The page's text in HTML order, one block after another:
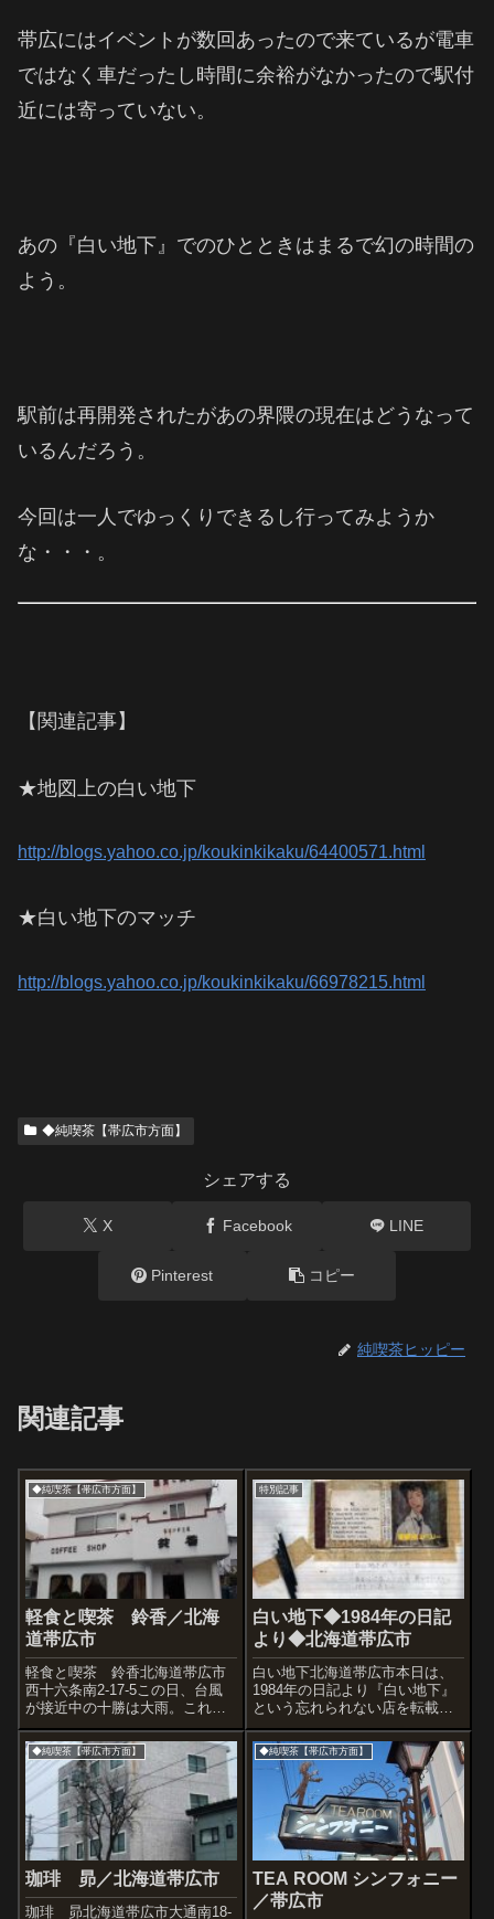
帯広にはイベントが数回あったので来ているが電車
ではなく車だったし時間に余裕がなかったので駅付
近には寄っていない。
あの『白い地下』でのひとときはまるで幻の時間の
よう。
駅前は再開発されたがあの界隈の現在はどうなって
いるんだろう。
今回は一人でゆっくりできるし行ってみようか
な・・・。
【関連記事】
★地図上の白い地下
http://blogs.yahoo.co.jp/koukinkikaku/64400571.html
★白い地下のマッチ
http://blogs.yahoo.co.jp/koukinkikaku/66978215.html
◆純喫茶【帯広市方面】
シェアする
X Facebook LINE
Pinterest コピー
純喫茶ヒッピー
関連記事
◆純喫茶【帯広市方面】
軽食と喫茶 鈴香／北海
道帯広市
軽食と喫茶 鈴香北海道帯広市
西十六条南2-17-5この日、台風
が接近中の十勝は大雨。これか
ら知人に会う約束もあります
が、かなりの雨なので、ブログ
にも出さずずっと秘密にしてい
た喫茶にとりあえず退避です。
住宅地にある喫茶店超正統派の
店内ため息が...
特別記事
白い地下◆1984年の日記
より◆北海道帯広市
白い地下北海道帯広市本日は、
1984年の日記より『白い地下』
という忘れられない店を転載し
ます。◆1984年の日記より原文
まま◆「忠類（ちゅうるい）の
町を朝6時に出発し、発売されて
間もない中森明菜の「サザンウ
ィンド」という曲をなんとなく
口ずさ...
◆純喫茶【帯広市方面】
珈琲 昴／北海道帯広市
珈琲 昴北海道帯広市大通南18-
◆純喫茶【帯広市方面】
TEA ROOM シンフォニー
／帯広市